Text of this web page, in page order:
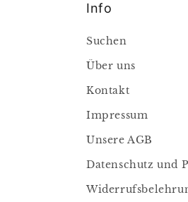
Info
Suchen
Über uns
Kontakt
Impressum
Unsere AGB
Datenschutz und